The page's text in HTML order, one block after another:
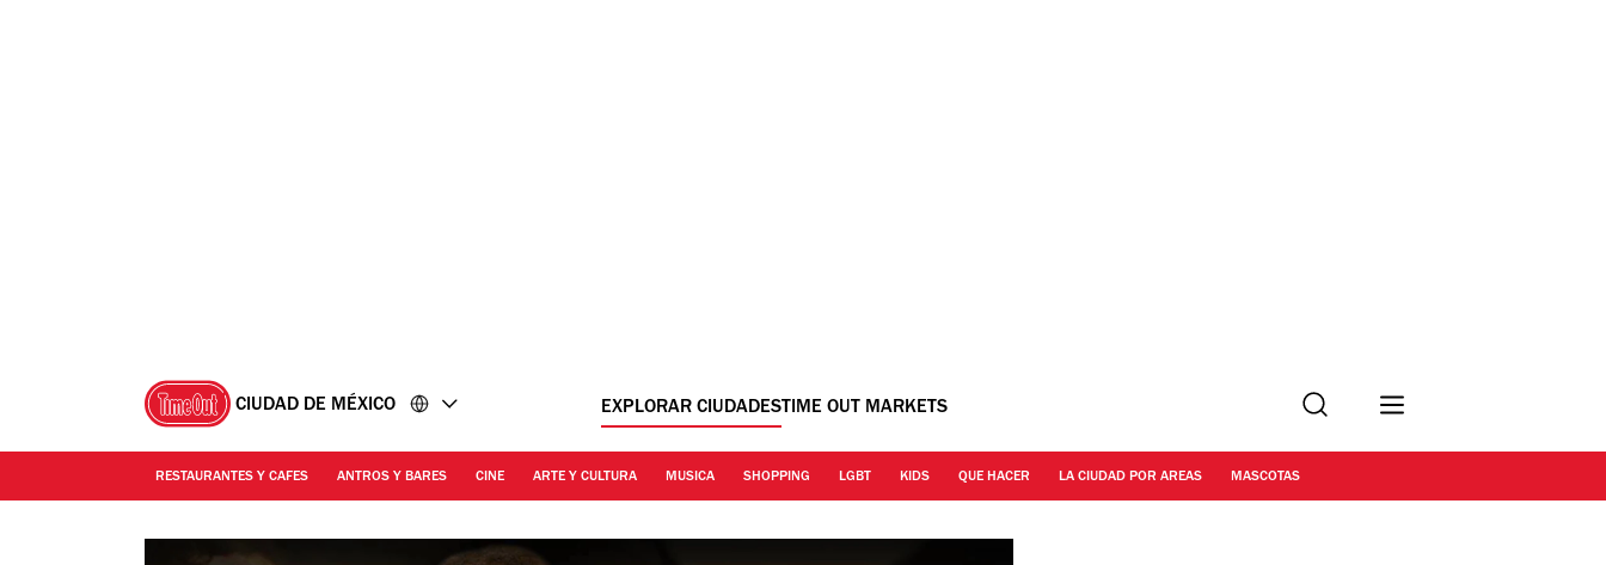
CIUDAD DE MÉXICO EXPLORAR CIUDADESTIME OUT MARKETS Buscar
RESTAURANTES Y CAFES ANTROS Y BARES CINE ARTE Y CULTURA MUSICA SHOPPING LGBT KIDS QUE HACER LA CIUDAD POR AREAS MASCOTAS